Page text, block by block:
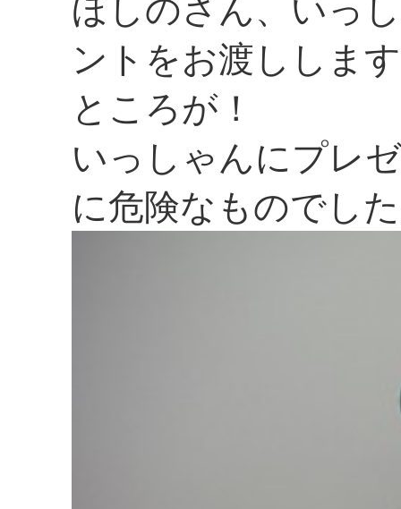
ほしのさん、いっ
ントをお渡ししま
ところが！
いっしゃんにプレ
に危険なものでし